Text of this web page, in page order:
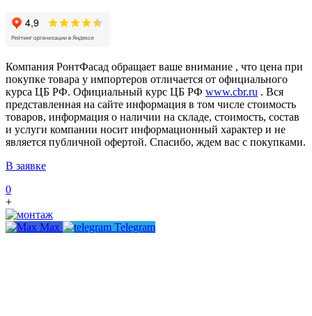
Компания РонтФасад обращает ваше внимание , что цена при
покупке товара у импортеров отличается от официального
курса ЦБ РФ. Официальный курс ЦБ РФ www.cbr.ru . Вся
представленная на сайте информация в том числе стоимость
товаров, информация о наличии на складе, стоимость, состав
и услуги компании носит информационный характер и не
является публичной офертой. Спасибо, ждем вас с покупками.
В заявке
0
+
Max Telegram